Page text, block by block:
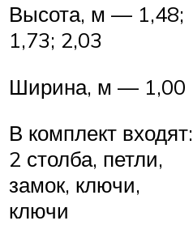
Высота, м — 1,48;
1,73; 2,03
Ширина, м — 1,00
В комплект входят:
2 столба, петли,
замок, ключи,
ключи